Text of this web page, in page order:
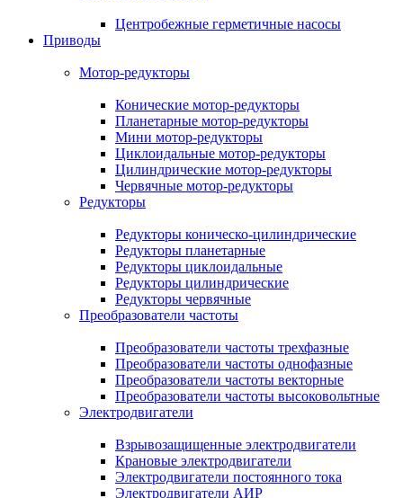
Центробежные герметичные насосы
Приводы
Мотор-редукторы
Конические мотор-редукторы
Планетарные мотор-редукторы
Мини мотор-редукторы
Циклоидальные мотор-редукторы
Цилиндрические мотор-редукторы
Червячные мотор-редукторы
Редукторы
Редукторы коническо-цилиндрические
Редукторы планетарные
Редукторы циклоидальные
Редукторы цилиндрические
Редукторы червячные
Преобразователи частоты
Преобразователи частоты трехфазные
Преобразователи частоты однофазные
Преобразователи частоты векторные
Преобразователи частоты высоковольтные
Электродвигатели
Взрывозащищенные электродвигатели
Крановые электродвигатели
Электродвигатели постоянного тока
Электродвигатели АИР